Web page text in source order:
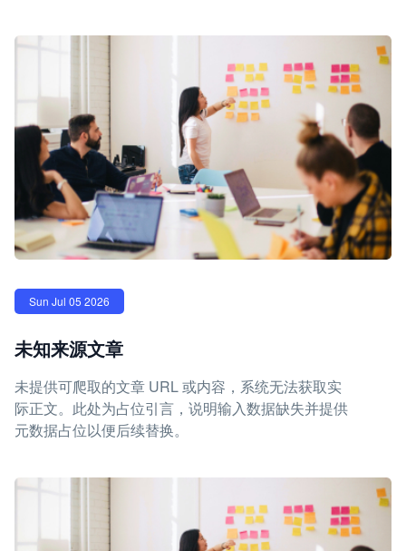
Sun Jul 05 2026
未知来源文章
未提供可爬取的文章 URL 或内容，系统无法获取实
际正文。此处为占位引言，说明输入数据缺失并提供
元数据占位以便后续替换。